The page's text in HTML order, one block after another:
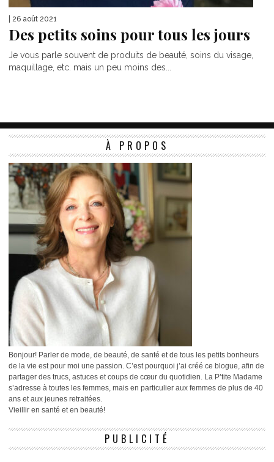
| 26 août 2021
Des petits soins pour tous les jours
Je vous parle souvent de produits de beauté, soins du visage,
maquillage, etc. mais un peu moins des...
À PROPOS
Bonjour! Parler de mode, de beauté, de santé et de tous les petits bonheurs
de la vie est pour moi une passion. C’est pourquoi j’ai créé ce blogue, afin de
partager des trucs, astuces et coups de cœur du quotidien. La P’tite Madame
s’adresse à toutes les femmes, mais en particulier aux femmes de plus de 40
ans et aux jeunes retraitées.
Vieillir en santé et en beauté!
PUBLICITÉ